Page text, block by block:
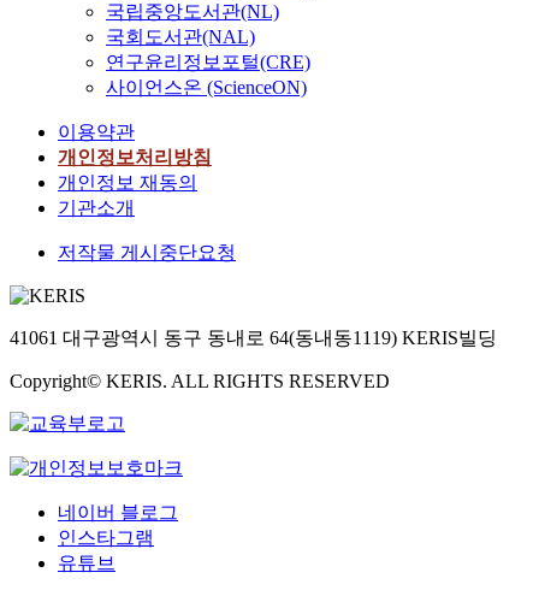
국립중앙도서관(NL)
국회도서관(NAL)
연구윤리정보포털(CRE)
사이언스온 (ScienceON)
이용약관
개인정보처리방침
개인정보 재동의
기관소개
저작물 게시중단요청
41061 대구광역시 동구 동내로 64(동내동1119) KERIS빌딩
Copyright© KERIS. ALL RIGHTS RESERVED
네이버 블로그
인스타그램
유튜브